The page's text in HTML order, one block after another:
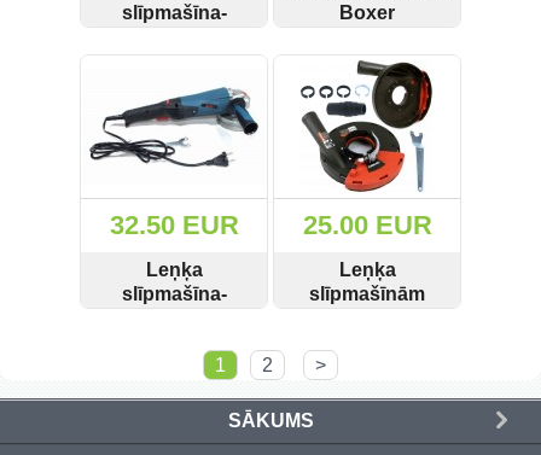
slīpmašīna-
1680W 125mm
Boxer SR-054
SKATĪT PIRKT
Boxer
SR-053 Boxer
SKATĪT PIRKT
32.50 EUR
Leņķa
slīpmašīna-
25.00 EUR
Leņķa
slīpmašīnām
1 2 >
SĀKUMS